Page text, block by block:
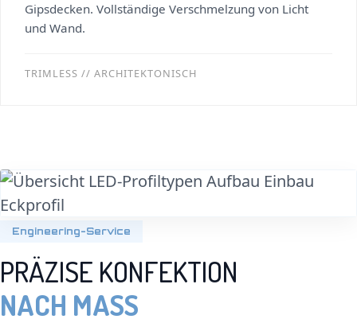
Gipsdecken. Vollständige Verschmelzung von Licht
und Wand.
TRIMLESS // ARCHITEKTONISCH
Engineering-Service
PRÄZISE KONFEKTION
NACH MASS